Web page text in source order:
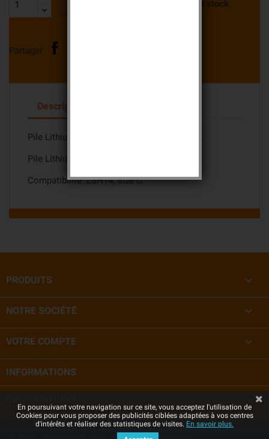
Derniers articles en stock
Partager
Description
Pile Lithium LSH14 Saft 3,6 volts 5800 mAh.
Pile Lithium LSH14 3,6 volts.
Compatibilité: LSH14, Size C
PRODUITS 
NOTRE SOCIÉTÉ 
VOTRE COMPTE 
INFORMATIONS
En poursuivant votre navigation sur ce site, vous acceptez l'utilisation de
Cookies pour vous proposer des publicités ciblées adaptées à vos centres
d'intérêts et réaliser des statistiques de visites. En savoir plus.